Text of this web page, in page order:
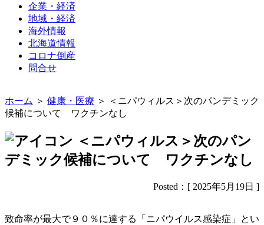
企業・経済
地域・経済
海外情報
北海道情報
コロナ倒産
問合せ
ホーム ＞ 健康・医療 ＞ ＜ニパウィルス＞次のパンデミック
候補について ワクチンなし
＜ニパウィルス＞次のパン
デミック候補について ワクチンなし
Posted：[ 2025年5月19日 ]
致命率が最大で９０％に達する「ニパウイルス感染症」とい